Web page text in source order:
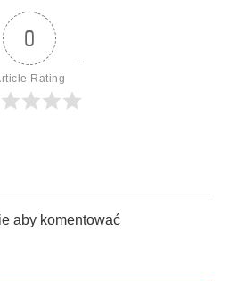
0
Rating
aby komentować